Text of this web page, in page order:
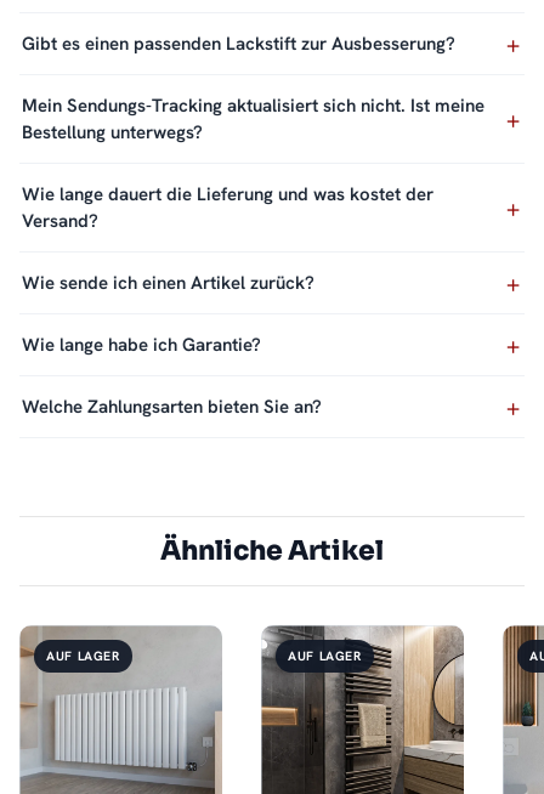
Gibt es einen passenden Lackstift zur Ausbesserung?
Mein Sendungs-Tracking aktualisiert sich nicht. Ist meine
Bestellung unterwegs?
Wie lange dauert die Lieferung und was kostet der
Versand?
Wie sende ich einen Artikel zurück?
Wie lange habe ich Garantie?
Welche Zahlungsarten bieten Sie an?
Ähnliche Artikel
AUF LAGER AUF LAGER